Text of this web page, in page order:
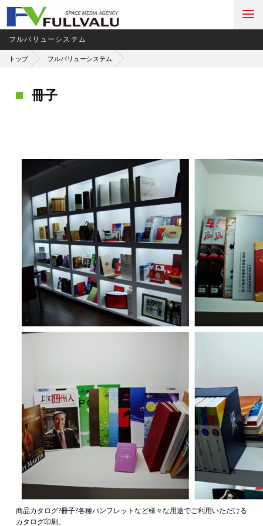
フルバリューシステム
トップ フルバリューシステム
冊子
商品カタログ?冊子?各種パンフレットなど様々な用途でご利用いただける
カタログ印刷。